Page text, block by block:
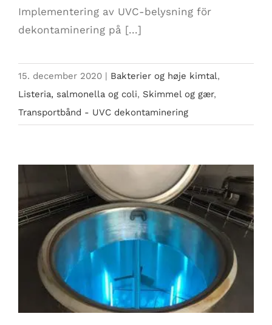
Implementering av UVC-belysning för
dekontaminering på [...]
15. december 2020 | Bakterier og høje kimtal,
Listeria, salmonella og coli, Skimmel og gær,
Transportbånd - UVC dekontaminering
Dekontaminering af vand fra buffertank i mejeri